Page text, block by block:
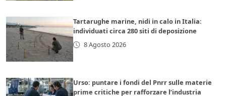
Tartarughe marine, nidi in calo in Italia:
individuati circa 280 siti di deposizione
8 Agosto 2026
Urso: puntare i fondi del Pnrr sulle materie
prime critiche per rafforzare l’industria